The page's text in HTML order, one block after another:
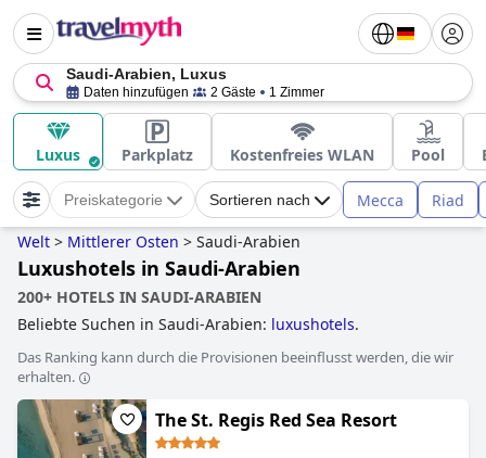
Saudi-Arabien, Luxus
Daten hinzufügen 2 Gäste 1 Zimmer
Luxus Parkplatz Kostenfreies WLAN Pool
Preiskategorie Sortieren nach Mecca Riad
Welt > Mittlerer Osten > Saudi-Arabien
Luxushotels in Saudi-Arabien
200+ HOTELS IN SAUDI-ARABIEN
Beliebte Suchen in Saudi-Arabien: luxushotels.
Das Ranking kann durch die Provisionen beeinflusst werden, die wir
erhalten.
The St. Regis Red Sea Resort